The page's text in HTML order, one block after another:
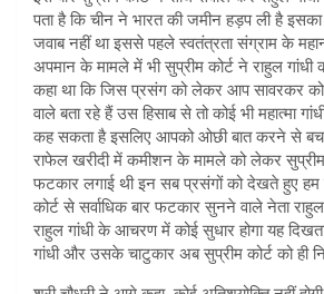
p
p
पता है कि चीन ने भारत की जमीन हड़प ली है इसका
जवाब नहीं था इससे पहले स्वतंत्रता संग्राम के
अपमान के मामले में भी सुप्रीम कोर्ट ने राहुल
कहा था कि जिस प्रसंग को लेकर आप सावरकर
वाले बता रहे हैं उस हिसाब से तो कोई भी महात्मा
कह सकता है इसलिए आपको ओछी बात करने से
राफेल खरीदी में कमीशन के मामले को लेकर सुप्रीम
फटकार लगाई थी इन सब प्रसंगों को देखते हुए
कोर्ट से सर्वाधिक बार फटकार सुनने वाले नेता
राहुल गांधी के आचरण में कोई सुधार होगा यह
गांधी और उसके चाटुकार अब सुप्रीम कोर्ट को ही